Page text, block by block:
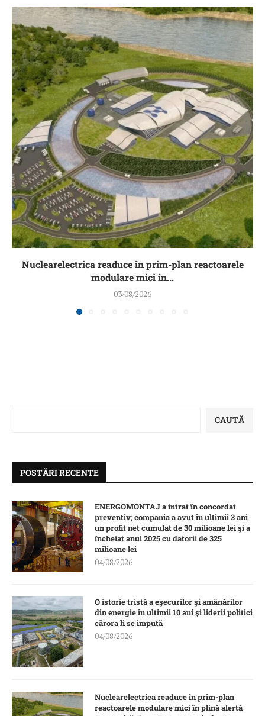
Nuclearelectrica readuce în prim-plan reactoarele
modulare mici în...
03/08/2026
CAUTĂ
POSTĂRI RECENTE
ENERGOMONTAJ a intrat în concordat
preventiv; compania a avut în ultimii 3 ani
un profit net cumulat de 30 milioane lei şi a
încheiat anul 2025 cu datorii de 325
milioane lei
04/08/2026
O istorie tristă a eşecurilor şi amânărilor
din energie în ultimii 10 ani şi liderii politici
cărora li se impută
04/08/2026
Nuclearelectrica readuce în prim-plan
reactoarele modulare mici în plină alertă